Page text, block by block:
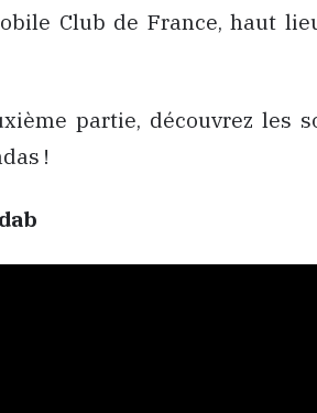
Club de France, haut
partie, découvrez les
!